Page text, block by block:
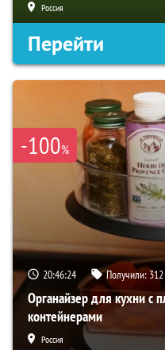
Россия
Перейти
-100%
20:46:23 Получили: 312
Органайзер для кухни с
контейнерами
Россия